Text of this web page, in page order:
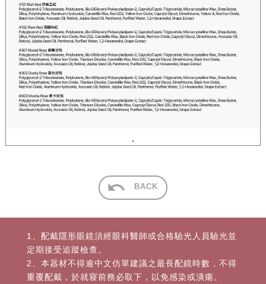
.
BACK
1、配戴隱形眼鏡須經眼科醫師或合格驗光人員驗光並
定期接受追蹤檢查。
2、本器材不得逾中文仿單建議之最長配鏡時數，不得
重覆配戴，於就寢前務必取下，以免感染或潰瘍。